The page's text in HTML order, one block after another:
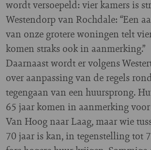
wordt versoepeld: vier kamers is
Westendorp van Rochdale: “Een
van onze grotere woningen telt
komen straks ook in aanmerking.”
Daarnaast wordt er volgens
over aanpassing van de regels
tegengaan van een huursprong.
65 jaar komen in aanmerking
Van Hoog naar Laag, maar wie
70 jaar is kan, in tegenstelling tot